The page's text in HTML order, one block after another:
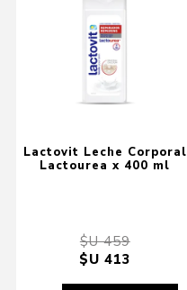
Lactovit Leche Corporal
Lactourea x 400 ml
$U 459
$U 413